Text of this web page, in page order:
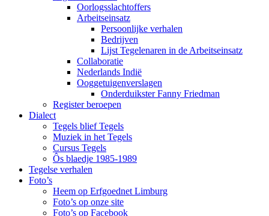
Oorlogsslachtoffers
Arbeitseinsatz
Persoonlijke verhalen
Bedrijven
Lijst Tegelenaren in de Arbeitseinsatz
Collaboratie
Nederlands Indië
Ooggetuigenverslagen
Onderduikster Fanny Friedman
Register beroepen
Dialect
Tegels blief Tegels
Muziek in het Tegels
Cursus Tegels
Ôs blaedje 1985-1989
Tegelse verhalen
Foto’s
Heem op Erfgoednet Limburg
Foto’s op onze site
Foto’s op Facebook